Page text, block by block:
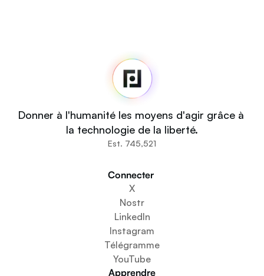
Accueil
Salle de presse
Code source
Fedi For
Vous
Communautés
Organisations
Téléchargez l'application
Créer un espace communautaire
Créer un service de portefeuille
Service de configuration de la fédération
Découvrez les mini-applications
Donner à l'humanité les moyens d'agir grâce à
la technologie de la liberté.
Est. 745,521
Connecter
X
Nostr
LinkedIn
Instagram
Télégramme
YouTube
Apprendre